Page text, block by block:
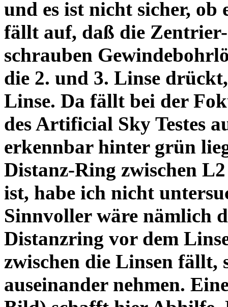
und es ist nicht sicher,
fällt auf, daß die Zentrier-
schrauben
die 2. und 3. Linse
Linse. Da fällt bei der
des Artificial Sky Testes
erkennbar hinter grün
Distanz-Ring zwischen
ist, habe ich nicht
Sinnvoller wäre nämlich
Distanzring vor dem
zwischen die Linsen fällt,
auseinander nehmen.